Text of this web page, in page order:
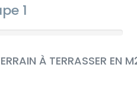
1
À TERRASSER EN